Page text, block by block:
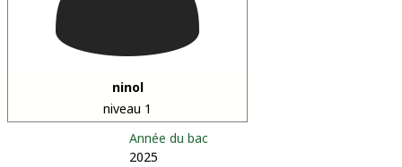
ninol
niveau 1
Année du bac
2025